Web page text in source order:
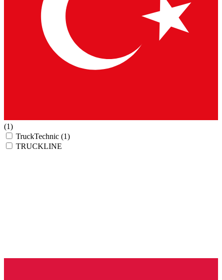
(1)
TruckTechnic (1)
TRUCKLINE